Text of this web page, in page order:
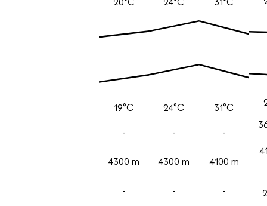
19°C
-
4300 m
-
24°C
-
4300 m
-
31°C
-
4100 m
-